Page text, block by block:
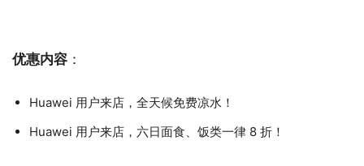
优惠内容 ：
Huawei 用户来店，全天候免费凉水！
Huawei 用户来店，六日面食、饭类一律 8 折！